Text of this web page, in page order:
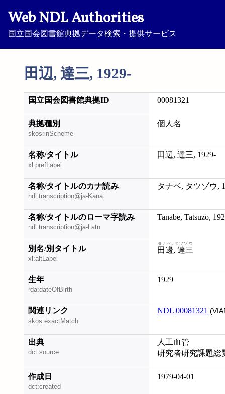
Web NDL Authorities
国立国会図書館典拠データ検索・提供サービス
田辺, 達三, 1929-
国立国会図書館典拠ID 00081321
典拠種別
skos:inScheme
個人名
名称/タイトル
xl:prefLabel
田辺, 達三, 1929-
名称/タイトルのカナ読み
ndl:transcription@ja-Kana
タナベ, タツゾウ,
名称/タイトルのローマ字読み
ndl:transcription@ja-Latn
Tanabe, Tatsuzo,
別名/別タイトル
xl:altLabel
田邊, 達三
タナベ, タツゾウ
生年
rda:dateOfBirth
1929
関連リンク
skos:exactMatch
NDL|00081321
出典
dct:source
人工血管
研究者研究課題総
作成日
dct:created
1979-04-01